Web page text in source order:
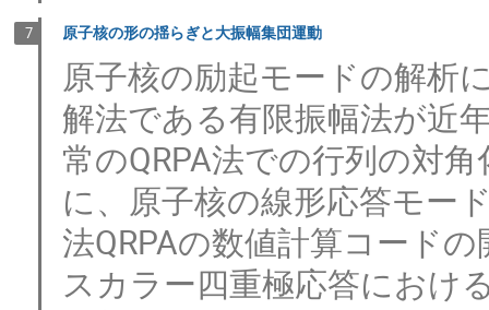
7 原子核の形の揺らぎと大振幅集団運動
原子核の励起モードの解析
解法である有限振幅法が近
常のQRPA法での行列の対
に、原子核の線形応答モー
法QRPAの数値計算コード
スカラー四重極応答におけ